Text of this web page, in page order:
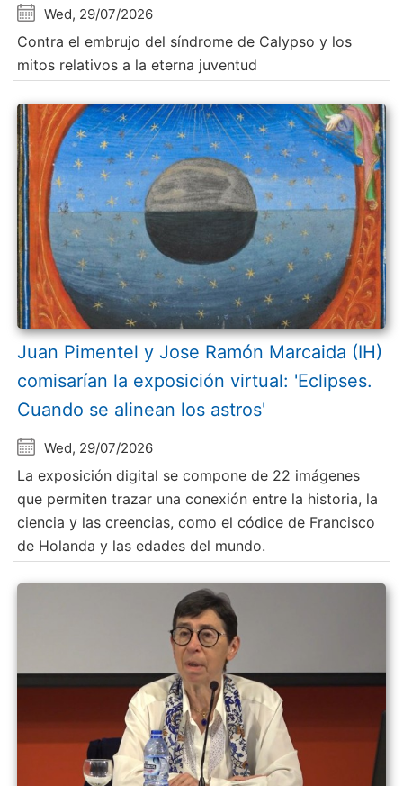
Wed, 29/07/2026
Contra el embrujo del síndrome de Calypso y los
mitos relativos a la eterna juventud
Juan Pimentel y Jose Ramón Marcaida (IH)
comisarían la exposición virtual: 'Eclipses.
Cuando se alinean los astros'
Wed, 29/07/2026
La exposición digital se compone de 22 imágenes
que permiten trazar una conexión entre la historia, la
ciencia y las creencias, como el códice de Francisco
de Holanda y las edades del mundo.